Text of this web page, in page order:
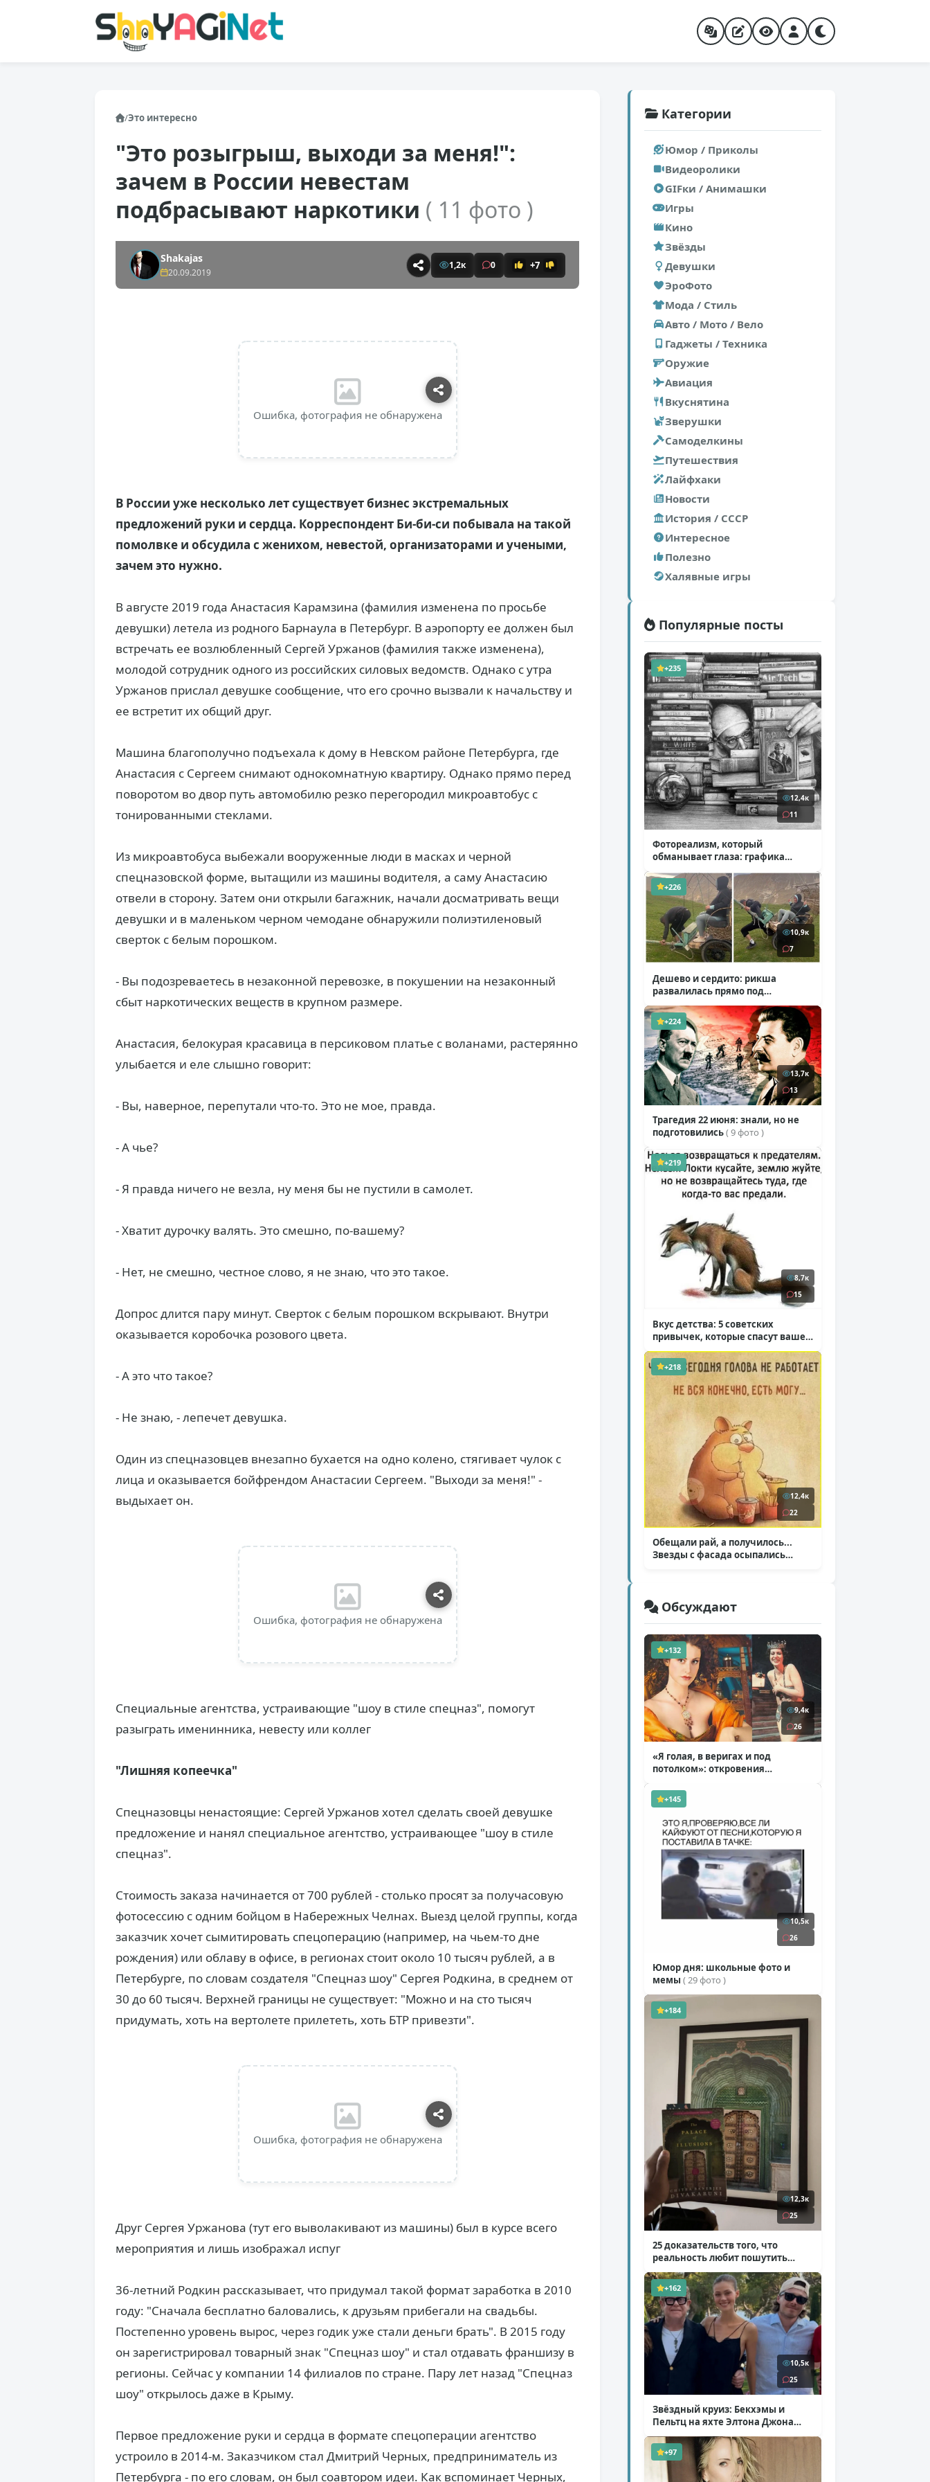
/Это интересно
"Это розыгрыш, выходи за меня!":
зачем в России невестам
подбрасывают наркотики ( 11 фото )
Shakajas
20.09.2019
1,2к 0 +7
Ошибка, фотография не обнаружена
В России уже несколько лет существует бизнес экстремальных
предложений руки и сердца. Корреспондент Би-би-си побывала на такой
помолвке и обсудила с женихом, невестой, организаторами и учеными,
зачем это нужно.
В августе 2019 года Анастасия Карамзина (фамилия изменена по просьбе
девушки) летела из родного Барнаула в Петербург. В аэропорту ее должен был
встречать ее возлюбленный Сергей Уржанов (фамилия также изменена),
молодой сотрудник одного из российских силовых ведомств. Однако с утра
Уржанов прислал девушке сообщение, что его срочно вызвали к начальству и
ее встретит их общий друг.
Машина благополучно подъехала к дому в Невском районе Петербурга, где
Анастасия с Сергеем снимают однокомнатную квартиру. Однако прямо перед
поворотом во двор путь автомобилю резко перегородил микроавтобус с
тонированными стеклами.
Из микроавтобуса выбежали вооруженные люди в масках и черной
спецназовской форме, вытащили из машины водителя, а саму Анастасию
отвели в сторону. Затем они открыли багажник, начали досматривать вещи
девушки и в маленьком черном чемодане обнаружили полиэтиленовый
сверток с белым порошком.
- Вы подозреваетесь в незаконной перевозке, в покушении на незаконный
сбыт наркотических веществ в крупном размере.
Анастасия, белокурая красавица в персиковом платье с воланами, растерянно
улыбается и еле слышно говорит:
- Вы, наверное, перепутали что-то. Это не мое, правда.
- А чье?
- Я правда ничего не везла, ну меня бы не пустили в самолет.
- Хватит дурочку валять. Это смешно, по-вашему?
- Нет, не смешно, честное слово, я не знаю, что это такое.
Допрос длится пару минут. Сверток с белым порошком вскрывают. Внутри
оказывается коробочка розового цвета.
- А это что такое?
- Не знаю, - лепечет девушка.
Один из спецназовцев внезапно бухается на одно колено, стягивает чулок с
лица и оказывается бойфрендом Анастасии Сергеем. "Выходи за меня!" -
выдыхает он.
Ошибка, фотография не обнаружена
Специальные агентства, устраивающие "шоу в стиле спецназ", помогут
разыграть именинника, невесту или коллег
"Лишняя копеечка"
Спецназовцы ненастоящие: Сергей Уржанов хотел сделать своей девушке
предложение и нанял специальное агентство, устраивающее "шоу в стиле
спецназ".
Стоимость заказа начинается от 700 рублей - столько просят за получасовую
фотосессию с одним бойцом в Набережных Челнах. Выезд целой группы, когда
заказчик хочет сымитировать спецоперацию (например, на чьем-то дне
рождения) или облаву в офисе, в регионах стоит около 10 тысяч рублей, а в
Петербурге, по словам создателя "Спецназ шоу" Сергея Родкина, в среднем от
30 до 60 тысяч. Верхней границы не существует: "Можно и на сто тысяч
придумать, хоть на вертолете прилететь, хоть БТР привезти".
Ошибка, фотография не обнаружена
Друг Сергея Уржанова (тут его выволакивают из машины) был в курсе всего
мероприятия и лишь изображал испуг
36-летний Родкин рассказывает, что придумал такой формат заработка в 2010
году: "Сначала бесплатно баловались, к друзьям прибегали на свадьбы.
Постепенно уровень вырос, через годик уже стали деньги брать". В 2015 году
он зарегистрировал товарный знак "Спецназ шоу" и стал отдавать франшизу в
регионы. Сейчас у компании 14 филиалов по стране. Пару лет назад "Спецназ
шоу" открылось даже в Крыму.
Первое предложение руки и сердца в формате спецоперации агентство
устроило в 2014-м. Заказчиком стал Дмитрий Черных, предприниматель из
Петербурга - по его словам, он был соавтором идеи. Как вспоминает Черных,
Категории
Юмор / Приколы
Видеоролики
GIFки / Анимашки
Игры
Кино
Звёзды
Девушки
ЭроФото
Мода / Стиль
Авто / Мото / Вело
Гаджеты / Техника
Оружие
Авиация
Вкуснятина
Зверушки
Самоделкины
Путешествия
Лайфхаки
Новости
История / СССР
Интересное
Полезно
Халявные игры
Популярные посты
+235
12,4к
11
Фотореализм, который
обманывает глаза: графика
+226
10,9к
7
Дешево и сердито: рикша
развалилась прямо под
туристкой( 1 фото + 1 видео )
+224
13,7к
13
Трагедия 22 июня: знали, но не
подготовились( 9 фото )
+219
8,7к
15
Вкус детства: 5 советских
привычек, которые спасут ваше
здоровье( 2 фото )
+218
12,4к
22
Обещали рай, а получилось...
Звезды с фасада осыпались
Обсуждают
+132
9,4к
26
«Я голая, в веригах и под
потолком»: откровения
( 11 фото )
+145
10,5к
26
Юмор дня: школьные фото и
мемы ( 29 фото )
+184
12,3к
25
25 доказательств того, что
реальность любит пошутить
( 25 фото )
+162
10,5к
25
Звёздный круиз: Бекхэмы и
Пельтц на яхте Элтона Джона
( 12 фото )
+97